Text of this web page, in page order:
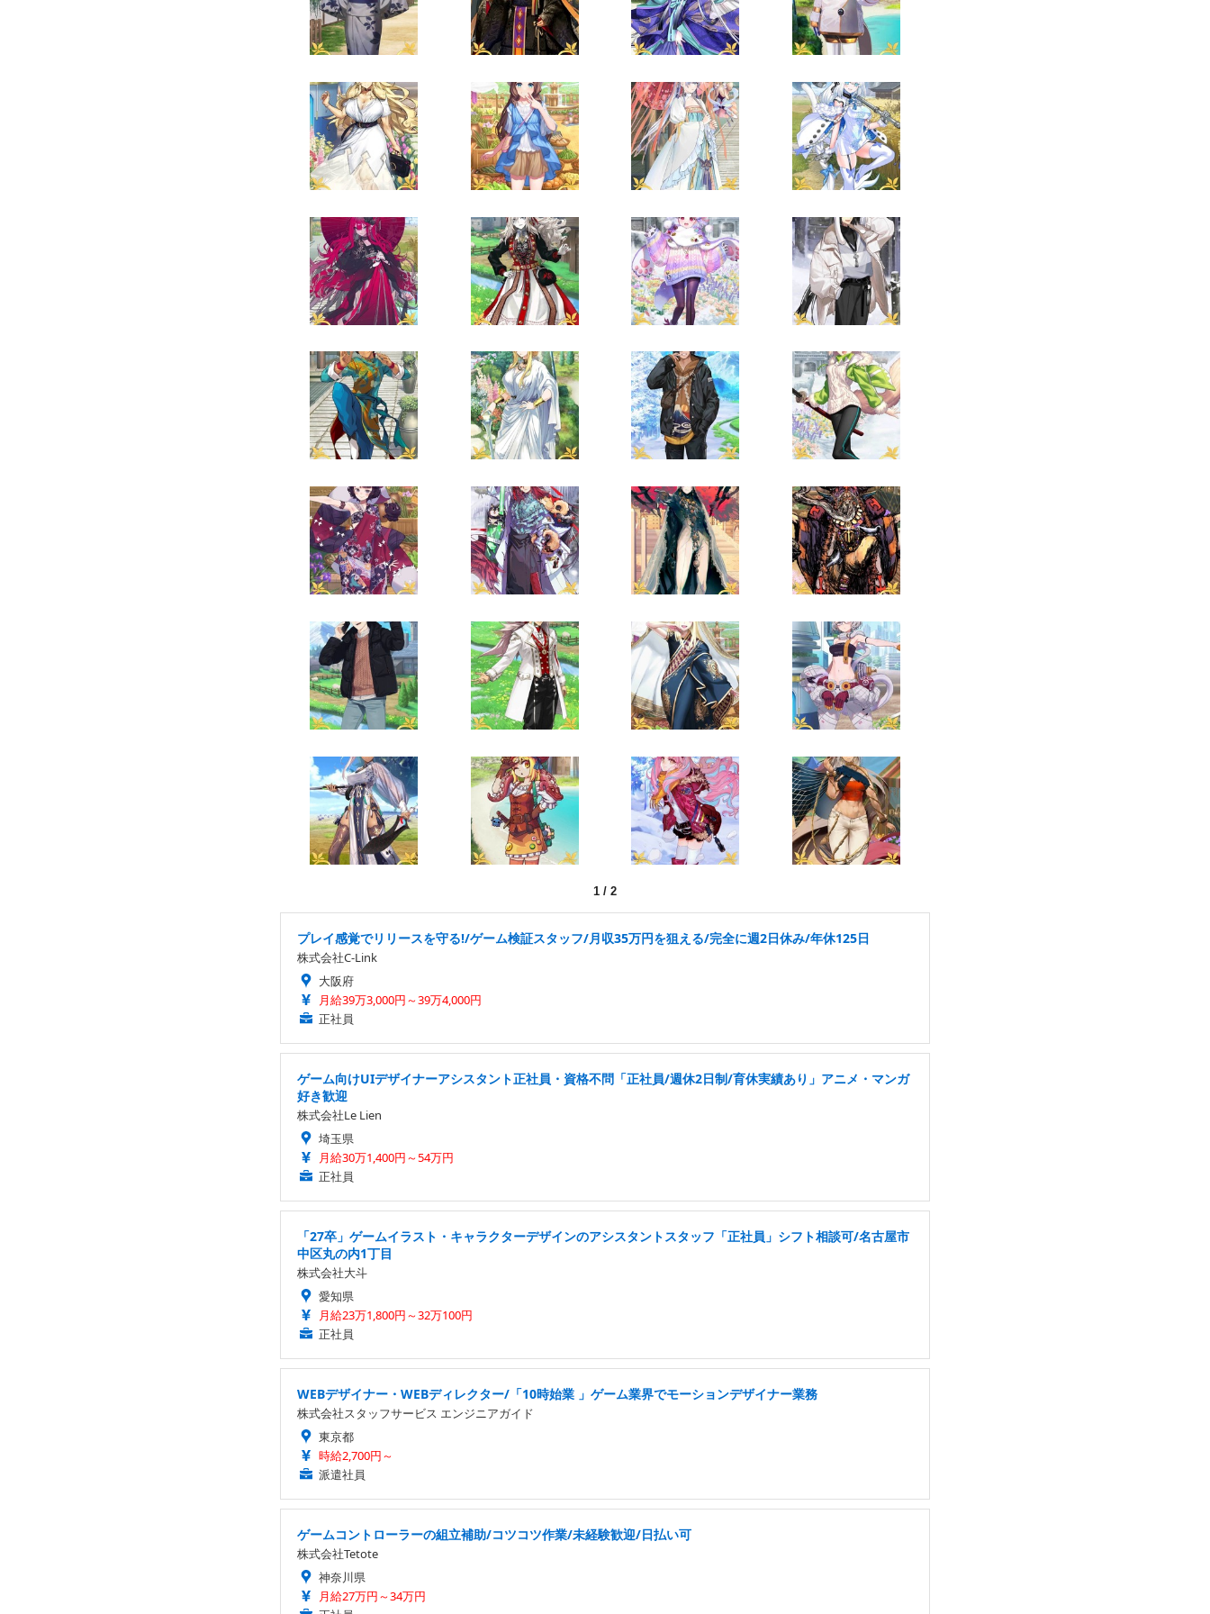
1 / 2
プレイ感覚でリリースを守る!/ゲーム検証スタッフ/月収35万円を狙える/完全に週2日休み/年休125日
株式会社C-Link
大阪府
月給39万3,000円～39万4,000円
正社員
ゲーム向けUIデザイナーアシスタント正社員・資格不問「正社員/週休2日制/育休実績あり」アニメ・マンガ
好き歓迎
株式会社Le Lien
埼玉県
月給30万1,400円～54万円
正社員
「27卒」ゲームイラスト・キャラクターデザインのアシスタントスタッフ「正社員」シフト相談可/名古屋市
中区丸の内1丁目
株式会社大斗
愛知県
月給23万1,800円～32万100円
正社員
WEBデザイナー・WEBディレクター/「10時始業 」ゲーム業界でモーションデザイナー業務
株式会社スタッフサービス エンジニアガイド
東京都
時給2,700円～
派遣社員
ゲームコントローラーの組立補助/コツコツ作業/未経験歓迎/日払い可
株式会社Tetote
神奈川県
月給27万円～34万円